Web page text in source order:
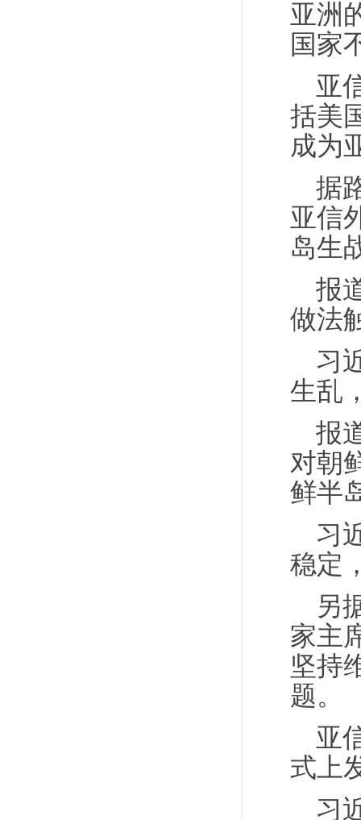
亚洲
国家
亚
括美
成为
据
亚信
岛生
报
做法
习
生乱
报
对朝
鲜半
习
稳定
另
家主
坚持
题。
亚
式上
习